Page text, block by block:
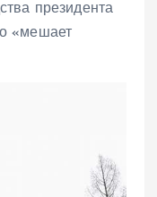
президента
«мешает